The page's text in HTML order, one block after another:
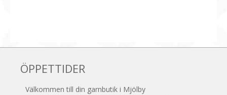
ÖPPETTIDER
Välkommen till din garnbutik i Mjölby